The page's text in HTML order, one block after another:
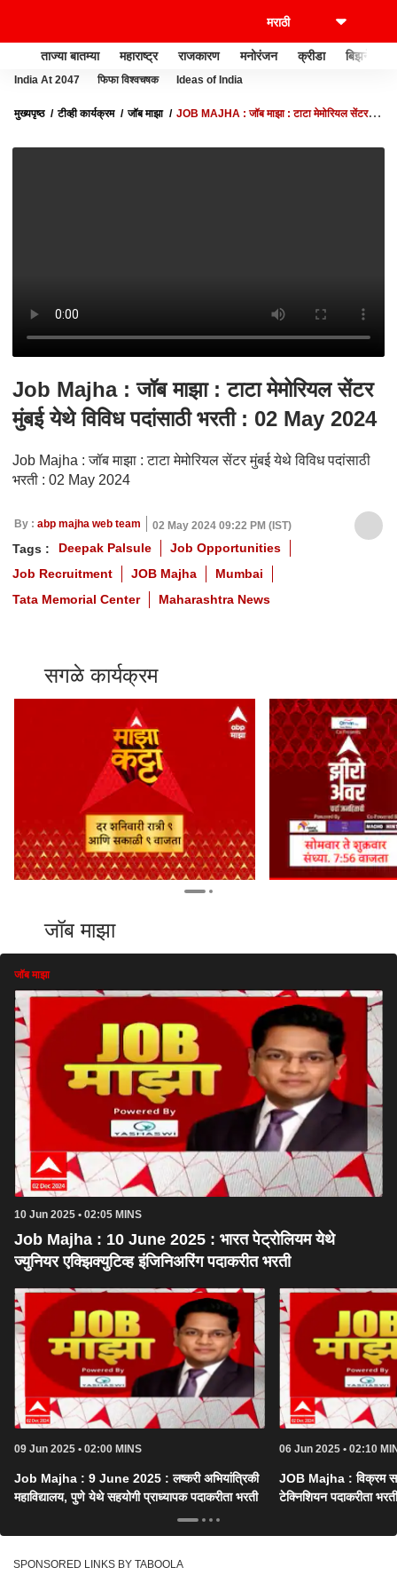
ताज्या बातम्या महाराष्ट्र राजकारण मनोरंजन क्रीडा बिझनेस
India At 2047 फिफा विश्वचषक Ideas of India
मुख्यपृष्ठ टीव्ही कार्यक्रम जॉब माझा
JOB MAJHA : जॉब माझा : टाटा मेमोरियल सेंटर
Job Majha : जॉब माझा : टाटा मेमोरियल सेंटर
मुंबई येथे विविध पदांसाठी भरती : 02 May 2024
Job Majha : जॉब माझा : टाटा मेमोरियल सेंटर मुंबई येथे विविध पदांसाठी
भरती : 02 May 2024
By : abp majha web team 02 May 2024 09:22 PM (IST)
Tags : Deepak Palsule
Job Opportunities
Job Recruitment
JOB Majha
Mumbai
Tata Memorial Center
Maharashtra News
सगळे कार्यक्रम
जॉब माझा
जॉब माझा
10 Jun 2025 • 02:05 MINS
Job Majha : 10 June 2025 : भारत पेट्रोलियम येथे
ज्युनियर एक्झिक्युटिव्ह इंजिनिअरिंग पदाकरीत भरती
09 Jun 2025 • 02:00 MINS
Job Majha : 9 June 2025 : लष्करी अभियांत्रिकी
महाविद्यालय, पुणे येथे सहयोगी प्राध्यापक पदाकरीता भरती
06 Jun 2025 • 02:10
JOB Majha : विक्रम
टेक्निशियन पदाकरीता
SPONSORED LINKS BY TABOOLA